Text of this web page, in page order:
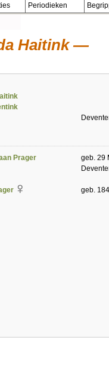
Periodieken
Haitink
Prager
geb. 29
geb.